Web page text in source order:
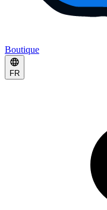
Boutique
FR